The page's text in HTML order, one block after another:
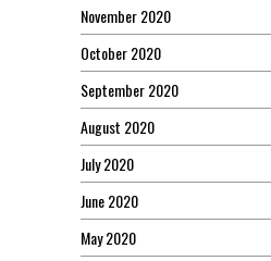
November 2020
October 2020
September 2020
August 2020
July 2020
June 2020
May 2020